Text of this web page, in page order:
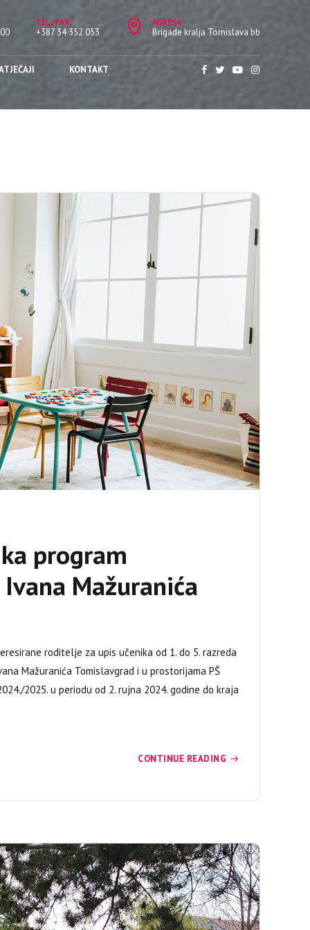
TEL./FAX.
+387 34 352 053
ADRESA
Brigade kralja Tomislava bb
KONTAKT
program
Mažuranića
roditelje za upis učenika od 1. do 5. razreda
Mažuranića Tomislavgrad i u prostorijama PŠ
2025. u periodu od 2. rujna 2024. godine do kraja
CONTINUE READING